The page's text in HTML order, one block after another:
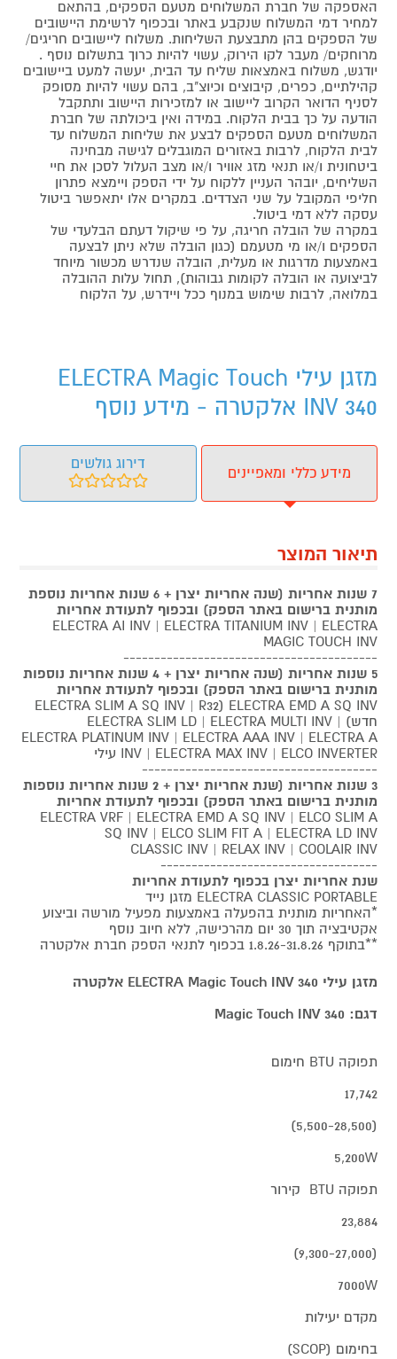
האספקה של חברת המשלוחים מטעם הספקים, בהתאם
למחיר דמי המשלוח שנקבע באתר ובכפוף לרשימת היישובים
של הספקים בהן מתבצעת השליחות. משלוח ליישובים חריגים/
מרוחקים/ מעבר לקו הירוק, עשוי להיות כרוך בתשלום נוסף .
יודגש, משלוח באמצאות שליח עד הבית, יעשה למעט ביישובים
קהילתיים, כפרים, קיבוצים וכיוצ"ב, בהם עשוי להיות מסופק
לסניף הדואר הקרוב ליישוב או למזכירות היישוב ותתקבל
הודעה על כך בבית הלקוח. במידה ואין ביכולתה של חברת
המשלוחים מטעם הספקים לבצע את שליחות המשלוח עד
לבית הלקוח, לרבות באזורים המוגבלים לגישה מבחינה
ביטחונית ו/או תנאי מזג אוויר ו/או מצב העלול לסכן את חיי
השליחים, יובהר העניין ללקוח על ידי הספק ויימצא פתרון
חליפי המקובל על שני הצדדים. במקרים אלו יתאפשר ביטול
עסקה ללא דמי ביטול.
במקרה של הובלה חריגה, על פי שיקול דעתם הבלעדי של
הספקים ו/או מי מטעמם (כגון הובלה שלא ניתן לבצעה
באמצעות מדרגות או מעלית, הובלה שנדרש מכשור מיוחד
לביצועה או הובלה לקומות גבוהות), תחול עלות ההובלה
במלואה, לרבות שימוש במנוף ככל ויידרש, על הלקוח
מזגן עילי ELECTRA Magic Touch
INV 340 אלקטרה - מידע נוסף
מידע כללי ומאפיינים
דירוג גולשים
תיאור המוצר
7 שנות אחריות (שנה אחריות יצרן + 6 שנות אחריות נוספת
מותנית ברישום באתר הספק) ובכפוף לתעודת אחריות
ELECTRA AI INV | ELECTRA TITANIUM INV | ELECTRA
MAGIC TOUCH INV
-----------------------------------------
5 שנות אחריות (שנה אחריות יצרן + 4 שנות אחריות נוספות
מותנית ברישום באתר הספק) ובכפוף לתעודת אחריות
ELECTRA SLIM A SQ INV | R32) ELECTRA EMD A SQ INV
חדש) | ELECTRA SLIM LD | ELECTRA MULTI INV
ELECTRA PLATINUM INV | ELECTRA AAA INV | ELECTRA A
INV | ELECTRA MAX INV | ELCO INVERTER עילי
--------------------------------------
3 שנות אחריות (שנת אחריות יצרן + 2 שנות אחריות נוספות
מותנית ברישום באתר הספק) ובכפוף לתעודת אחריות
ELECTRA VRF | ELECTRA EMD A SQ INV | ELCO SLIM A
SQ INV | ELCO SLIM FIT A | ELECTRA LD INV
CLASSIC INV | RELAX INV | COOLAIR INV
-----------------------------------
שנת אחריות יצרן בכפוף לתעודת אחריות
ELECTRA CLASSIC PORTABLE מזגן נייד
*האחריות מותנית בהפעלה באמצעות מפעיל מורשה וביצוע
אקטיבציה תוך 30 יום מהרכישה, ללא חיוב נוסף
**בתוקף 1.8.26-31.8.26 בכפוף לתנאי הספק חברת אלקטרה
מזגן עילי ELECTRA Magic Touch INV 340 אלקטרה
דגם: Magic Touch INV 340
תפוקה BTU חימום
17,742
(5,500-28,500)
5,200W
תפוקה BTU קירור
23,884
(9,300-27,000)
7000W
מקדם יעילות
בחימום (SCOP)